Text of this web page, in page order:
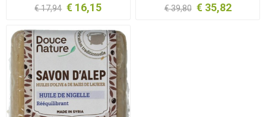
€ 17,94 € 16,15 € 39,80 € 35,82